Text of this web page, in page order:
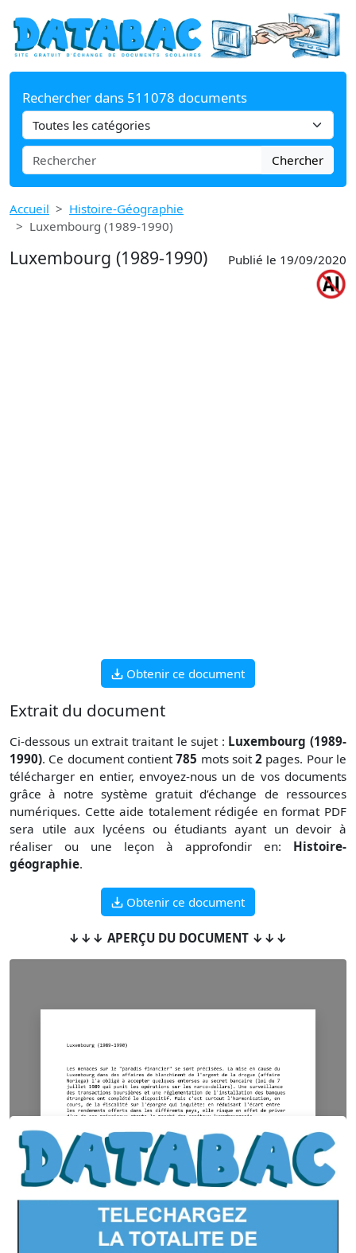
Rechercher dans 511078 documents
Chercher
Accueil
Histoire-Géographie
Luxembourg (1989-1990)
Luxembourg (1989-1990) Publié le 19/09/2020
Obtenir ce document
Extrait du document
Ci-dessous un extrait traitant le sujet : Luxembourg (1989-
1990). Ce document contient785 mots soit2 pages. Pour le
télécharger en entier, envoyez-nous un de vos documents
grâce à notre système gratuitd’échange de ressources
numériques. Cette aide totalement rédigée en format PDF
sera utile aux lycéens ou étudiants ayant un devoir à
réaliser ou une leçon à approfondir en: Histoire-
géographie.
Obtenir ce document
↓↓↓ APERÇU DU DOCUMENT ↓↓↓